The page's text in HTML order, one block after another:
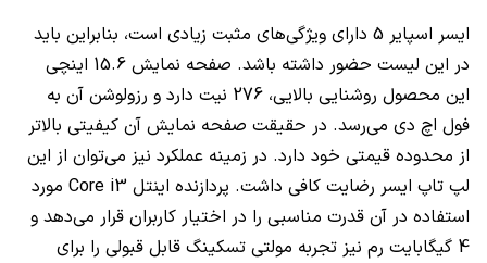
ایسر اسپایر 5 دارای ویژگی‌های مثبت زیادی است، بنابراین باید
در این لیست حضور داشته باشد. صفحه نمایش 15.6 اینچی
این محصول روشنایی بالایی، 276 نیت دارد و رزولوشن آن به
فول اچ دی می‌رسد. در حقیقت صفحه نمایش آن کیفیتی بالاتر
از محدوده قیمتی خود دارد. در زمینه عملکرد نیز می‌توان از این
لپ تاپ ایسر رضایت کافی داشت. پردازنده اینتل Core i3 مورد
استفاده در آن قدرت مناسبی را در اختیار کاربران قرار می‌دهد و
4 گیگابایت رم نیز تجربه مولتی تسکینگ قابل قبولی را برای